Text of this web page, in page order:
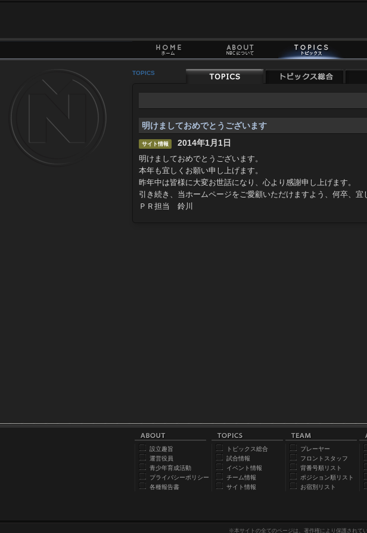
TOPICS
明けましておめでとうございます
サイト情報 2014年1月1日
明けましておめでとうございます。
本年も宜しくお願い申し上げます。
昨年中は皆様に大変お世話になり、心より感謝申し上げます。
引き続き、当ホームページをご愛顧いただけますよう、何卒、宜
ＰＲ担当 鈴川
設立趣旨
運営役員
青少年育成活動
プライバシーポリシー
各種報告書
トピックス総合
試合情報
イベント情報
チーム情報
サイト情報
プレーヤー
フロントスタッフ
背番号順リスト
ポジション順リスト
お宿別リスト
※本サイトの全てのページは、著作権により保護されて